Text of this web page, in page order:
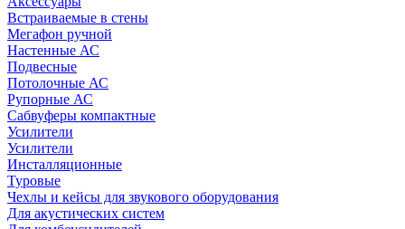
Встраиваемые в стены
Мегафон ручной
Настенные АС
Подвесные
Потолочные АС
Рупорные АС
Сабвуферы компактные
Усилители
Усилители
Инсталляционные
Туровые
Чехлы и кейсы для звукового оборудования
Для акустических систем